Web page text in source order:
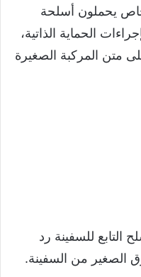
وعلى متنها 5-6 أشخاص يحملون أسلحة
الحماية الذاتية،
متن المركبة الصغيرة
التابع للسفينة رد
الصغير من السفينة.